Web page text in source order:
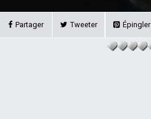
Partager Tweeter Épingler